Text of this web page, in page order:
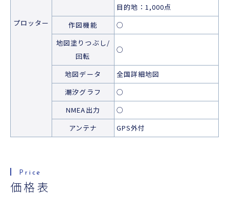
プロッター
目的地：1,000点
作図機能
○
地図塗りつぶし/
回転
○
地図データ
全国詳細地図
潮汐グラフ
○
NMEA出力
○
アンテナ
GPS外付
価格表